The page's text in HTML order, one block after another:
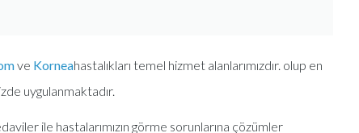
ve Korneahastalıkları temel hizmet alanlarımızdır. olup en
uygulanmaktadır.
ile hastalarımızın görme sorunlarına çözümler